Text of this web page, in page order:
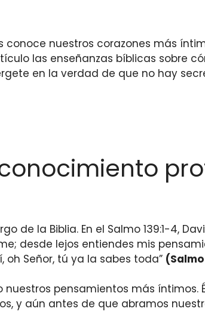
nuestros corazones más
las enseñanzas bíblicas sobre
en la verdad de que no hay
de la Biblia. En el Salmo 139:1-4,
desde lejos entiendes mis
Señor, tú ya la sabes toda” (Salmo
pensamientos más
y aún antes de que abramos